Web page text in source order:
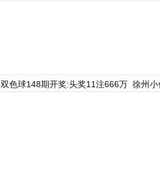
双色球148期开奖:头奖11注666万 徐州